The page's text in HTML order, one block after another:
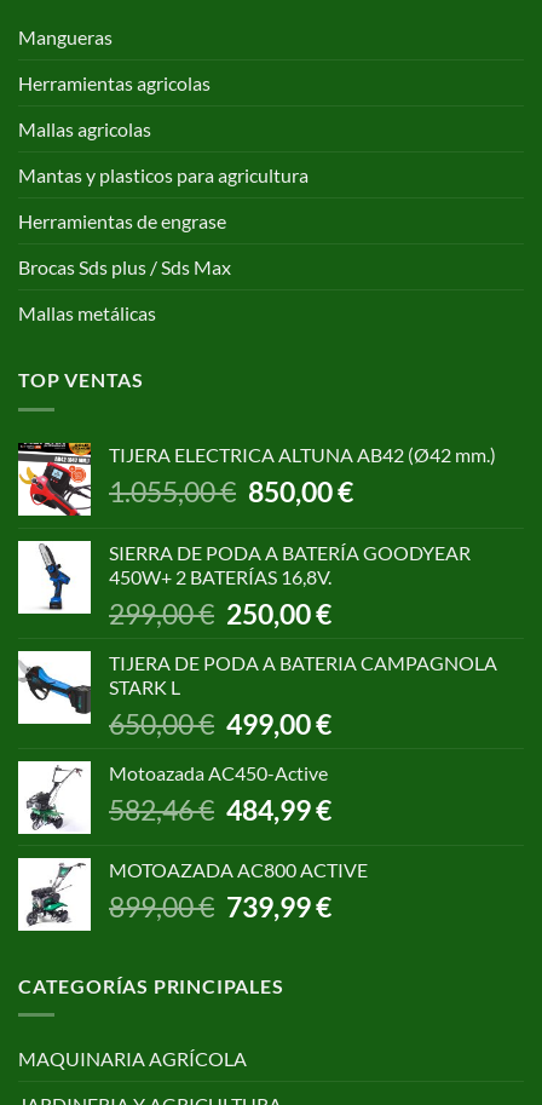
Mangueras
Herramientas agricolas
Mallas agricolas
Mantas y plasticos para agricultura
Herramientas de engrase
Brocas Sds plus / Sds Max
Mallas metálicas
TOP VENTAS
TIJERA ELECTRICA ALTUNA AB42 (Ø42 mm.)
1.055,00€ El
precio
era:
1.055,00 €.
850,00€El
precio
es:
SIERRA DE PODA A BATERÍA GOODYEAR
450W+ 2 BATERÍAS 16,8V.
299,00€ El
precio
original
299,00 €.
250,00€El
precio
actual
250,00 €.
TIJERA DE PODA A BATERIA CAMPAGNOLA
STARK L
650,00€
El
precio
original
650,00 €.
499,00€El
precio
499,00 €.
Motoazada AC450-Active
582,46€
El
precio
era:
582,46 €.
484,99€El
precio
es:
484,99 €.
MOTOAZADA AC800 ACTIVE
899,00€ El
precio
era:
899,00 €.
739,99€El
precio
CATEGORÍAS PRINCIPALES
MAQUINARIA AGRÍCOLA